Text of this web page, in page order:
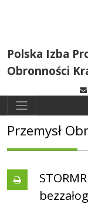
Polska Izba
Obronności
Przemysł